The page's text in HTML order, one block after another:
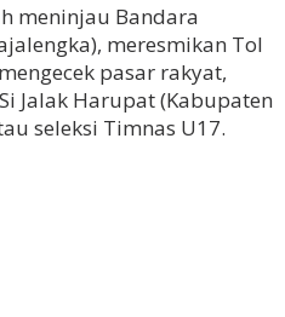
meninjau Bandara
meresmikan Tol
pasar rakyat,
Jalak Harupat (Kabupaten
seleksi Timnas U17.